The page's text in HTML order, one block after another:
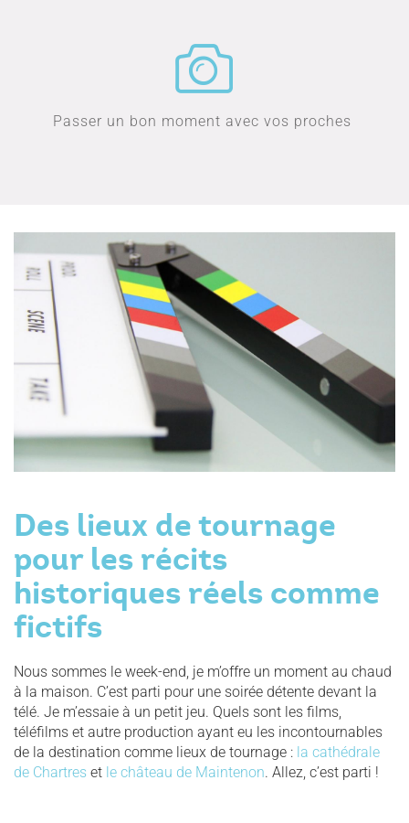
Passer un bon moment avec vos proches
Des lieux de tournage
pour les récits
historiques réels comme
fictifs
Nous sommes le week-end, je m’offre un moment au chaud
à la maison. C’est parti pour une soirée détente devant la
télé. Je m’essaie à un petit jeu. Quels sont les films,
téléfilms et autre production ayant eu les incontournables
de la destination comme lieux de tournage : la cathédrale
de Chartres et le château de Maintenon. Allez, c’est parti !